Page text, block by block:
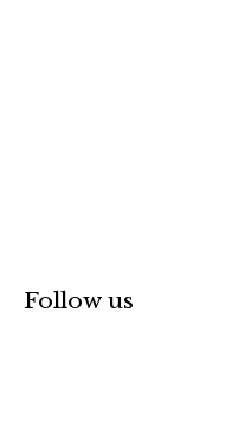
Follow us